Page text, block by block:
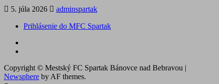
5. júla 2026 adminspartak
Prihlásenie do MFC Spartak
Copyright © Mestský FC Spartak Bánovce nad Bebravou |
Newsphere by AF themes.